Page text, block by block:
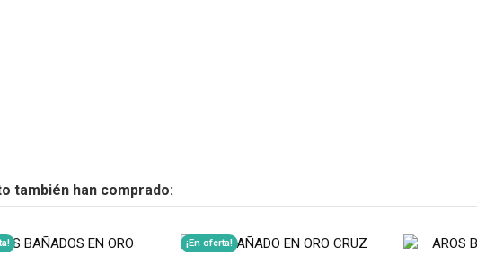
también han comprado:
¡En oferta!